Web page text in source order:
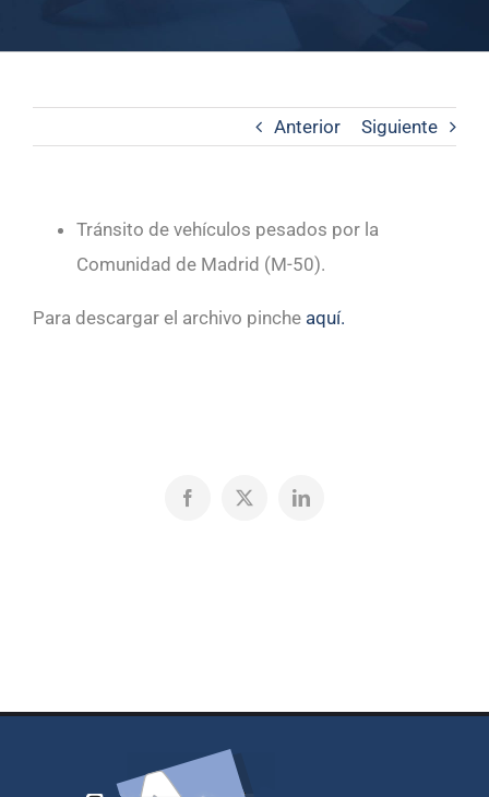
Anterior Siguiente
Tránsito de vehículos pesados por la
Comunidad de Madrid (M-50).
Para descargar el archivo pinche aquí.
Facebook
X LinkedIn